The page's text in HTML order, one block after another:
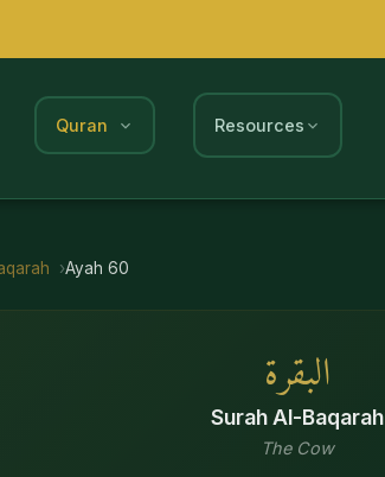
Quran Resources
Ayah 60
البقرة
Surah Al-Baqarah
The Cow